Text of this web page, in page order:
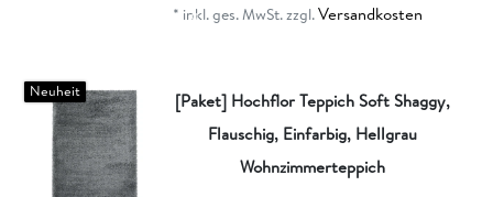
g
* inkl. ges. MwSt.zzgl.Versandkosten
Neuheit
[Paket] Hochflor Teppich Soft Shaggy,
Flauschig, Einfarbig, Hellgrau
Wohnzimmerteppich